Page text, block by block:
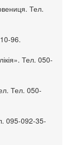
Тел.
96.
Тел. 050-
Тел. 050-
095-092-35-